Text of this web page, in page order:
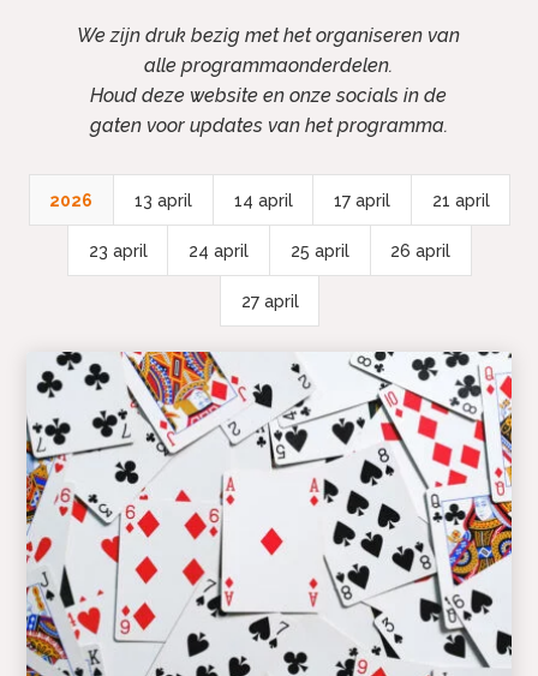
We zijn druk bezig met het organiseren van
alle programmaonderdelen.
Houd deze website en onze socials in de
gaten voor updates van het programma.
2026 13 april 14 april 17 april 21 april
23 april 24 april 25 april 26 april
27 april